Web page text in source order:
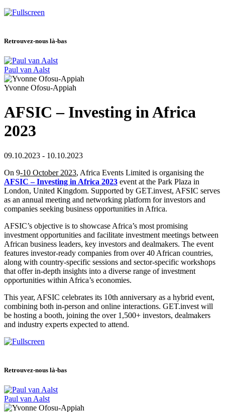
Retrouvez-nous là-bas
Paul van Aalst
Yvonne Ofosu-Appiah
AFSIC – Investing in Africa
2023
09.10.2023 - 10.10.2023
On 9-10 October 2023, Africa Events Limited is organising the
AFSIC – Investing in Africa 2023 event at the Park Plaza in
London, United Kingdom. Supported by GET.invest, AFSIC serves
as an annual meeting and networking platform for investors and
companies seeking business opportunities in Africa.
AFSIC’s objective is to showcase Africa’s most promising
investment opportunities and facilitate investment meetings between
African business leaders, key investors and dealmakers. The event
features investor-ready companies from over 40 African countries,
along with country-specific sessions and sector-specific workshops
that offer in-depth insights into a diverse range of investment
opportunities within Africa’s economies.
This year, AFSIC celebrates its 10th anniversary as a hybrid event,
combining both in-person and online interactions. GET.invest will
be hosting a booth, joining the over 1,500+ investors, dealmakers
and industry experts expected to attend.
Retrouvez-nous là-bas
Paul van Aalst